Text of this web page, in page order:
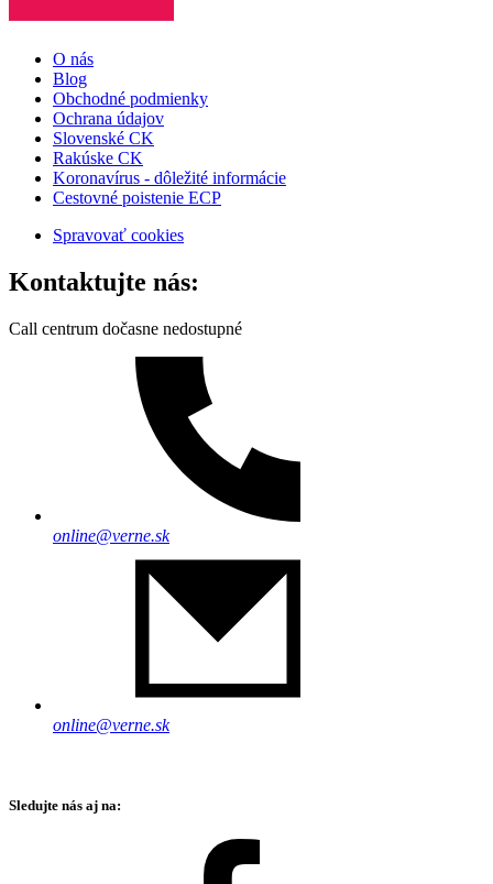
O nás
Blog
Obchodné podmienky
Ochrana údajov
Slovenské CK
Rakúske CK
Koronavírus - dôležité informácie
Cestovné poistenie ECP
Spravovať cookies
Kontaktujte nás:
Call centrum dočasne nedostupné
online@verne.sk
online@verne.sk
Sledujte nás aj na: